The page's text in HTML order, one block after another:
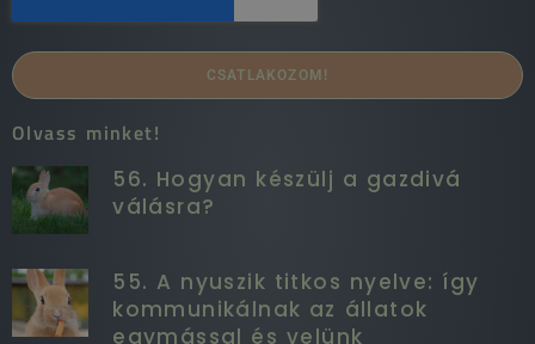
CSATLAKOZOM!
Olvass minket!
56. Hogyan készülj a gazdivá
válásra?
55. A nyuszik titkos nyelve: így
kommunikálnak az állatok
egymással és velünk